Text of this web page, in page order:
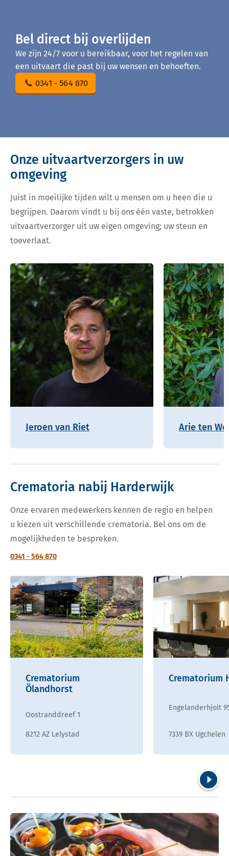
Bel direct bij overlijden
We zijn 24/7 voor u bereikbaar, voor het regelen van
een uitvaart die past bij uw wensen en behoeften.
0341 - 564 870
Onze uitvaartverzorgers in uw
omgeving
Juist in moeilijke tijden wilt u mensen om u heen die u
begrijpen. Daarom vindt u bij ons één vaste, betrokken
uitvaartverzorger uit uw eigen omgeving; uw steun en
toeverlaat.
Jeroen van Riet Arie ten
Crematoria nabij Harderwijk
Onze ervaren medewerkers kennen de regio en helpen
u kiezen uit verschillende crematoria. Bel ons om de
mogelijkheden te bespreken.
0341 - 564 870
Crematorium
Ölandhorst
Oostranddreef 1
8212 AZ Lelystad
Crematorium
Engelanderhjolt
7339 BX Ugchelen